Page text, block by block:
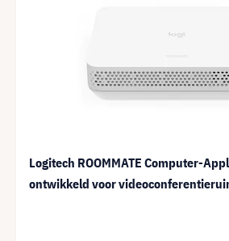
Logitech ROOMMATE Computer-
ontwikkeld voor